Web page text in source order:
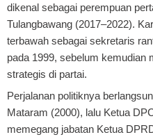
dikenal sebagai perempuan
Tulangbawang (2017–2022).
terbawah sebagai sekretaris
pada 1999, sebelum kemudian
strategis di partai.
Perjalanan politiknya
Mataram (2000), lalu Ketua
memegang jabatan Ketua